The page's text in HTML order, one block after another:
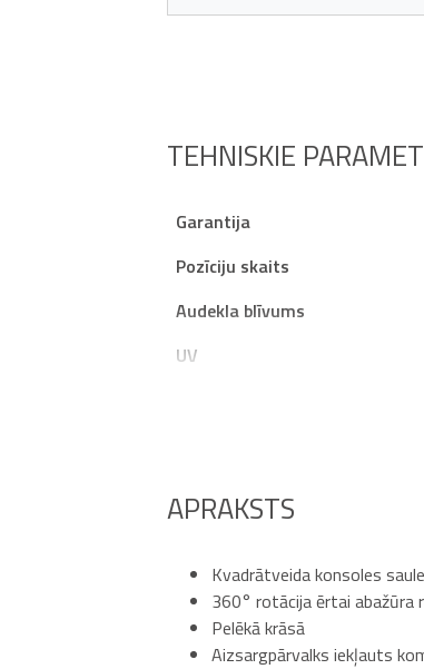
komplektā
TEHNISKIE
Garantija
Pozīciju skaits
Audekla blīvums
UV
APRAKSTS
Kvadrātveida konsoles
360° rotācija ērtai abažūra
Pelēkā krāsā
Aizsargpārvalks iekļauts